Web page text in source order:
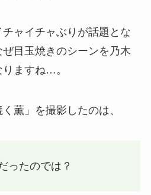
ャイチャぶりが話題とな
目玉焼きのシーンを乃木
ますね…。
薫」を撮影したのは、
ったのでは？